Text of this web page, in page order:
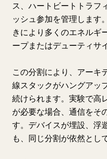
ス、ハートビートトラフ
ッシュ参加を管理します
きにより多くのエネルギ
ープまたはデューティサ
この分割により、アーキ
線スタックがハングアッ
続けられます。実験で高
が必要な場合、通信をそ
す。デバイスが埋設、浮
も、同じ分割が依然とし